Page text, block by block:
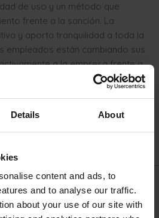
Details About
content and ads, to
and to analyse our traffic.
about your use of our site with
de uso y un método que
frente a la sanción. La
y aporta tranquilidad a toda la
empleados están cambiando sus
a la empresa frente a